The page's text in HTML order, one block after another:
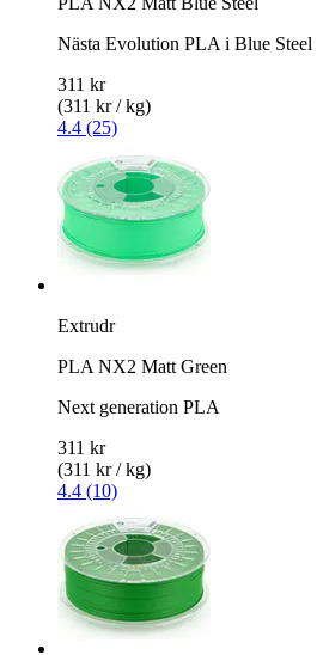
Nästa Evolution PLA i Blue Steel
311 kr
(311 kr / kg)
4.4 (25)
Extrudr
PLA NX2 Matt Green
Next generation PLA
311 kr
(311 kr / kg)
4.4 (10)